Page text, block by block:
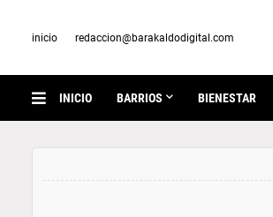
inicio redaccion@barakaldodigital.com
INICIO BARRIOS BIENESTAR